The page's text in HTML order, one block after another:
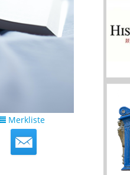
Merkliste